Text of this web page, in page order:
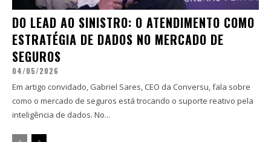
DO LEAD AO SINISTRO: O ATENDIMENTO COMO
ESTRATÉGIA DE DADOS NO MERCADO DE
SEGUROS
04/05/2026
Em artigo convidado, Gabriel Sares, CEO da Conversu, fala sobre
como o mercado de seguros está trocando o suporte reativo pela
inteligência de dados. No...